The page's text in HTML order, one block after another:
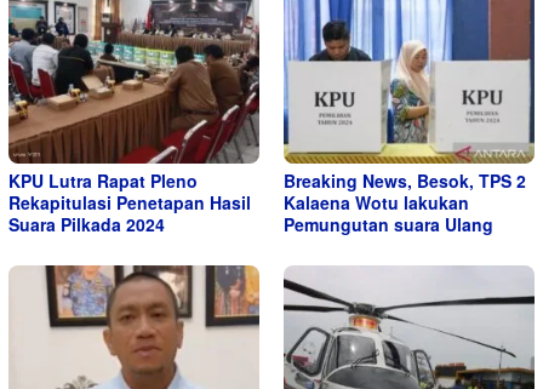
KPU Lutra Rapat Pleno
Rekapitulasi Penetapan Hasil
Suara Pilkada 2024
Breaking News, Besok, TPS 2
Kalaena Wotu lakukan
Pemungutan suara Ulang